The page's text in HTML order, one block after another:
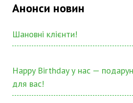
Анонси новин
Шановні клієнти!
Happy Birthday у нас —
для вас!